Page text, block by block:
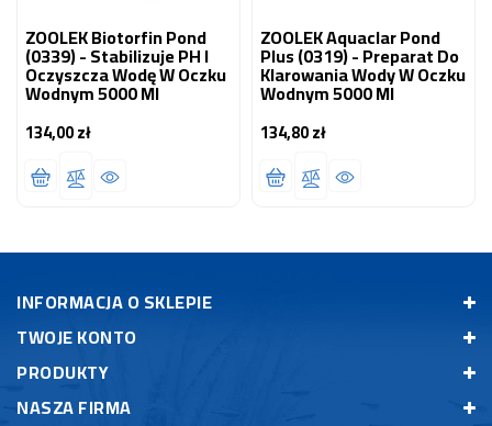
ZOOLEK Biotorfin Pond
(0339) - Stabilizuje PH I
Oczyszcza Wodę W Oczku
Wodnym 5000 Ml
134,00 złCena
ZOOLEK Aquaclar Pond
Plus (0319) - Preparat Do
Klarowania Wody W Oczku
Wodnym 5000 Ml
134,80 złCena
INFORMACJA O SKLEPIE
TWOJE KONTO
PRODUKTY
NASZA FIRMA